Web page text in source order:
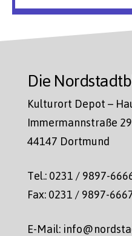
Die
Kulturort Depot –
Immermannstraße 29
44147 Dortmund
Tel.: 0231 / 9897-
Fax: 0231 / 9897-
E-Mail: